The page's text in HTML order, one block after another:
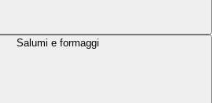
Salumi e formaggi